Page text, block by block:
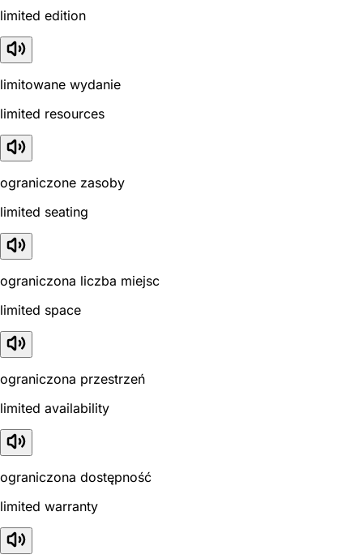
limited edition
limitowane wydanie
limited resources
ograniczone zasoby
limited seating
ograniczona liczba miejsc
limited space
ograniczona przestrzeń
limited availability
ograniczona dostępność
limited warranty